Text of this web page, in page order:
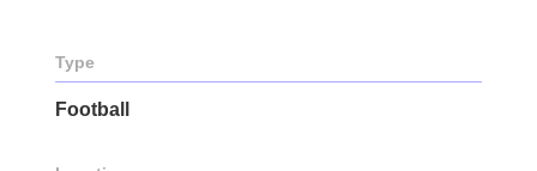
Type
Football